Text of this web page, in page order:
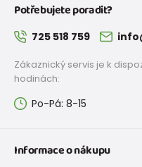
Potřebujete poradit?
725 518 759
Zákaznický servis je k
hodinách:
Po-Pá: 8-15
Informace o nákupu